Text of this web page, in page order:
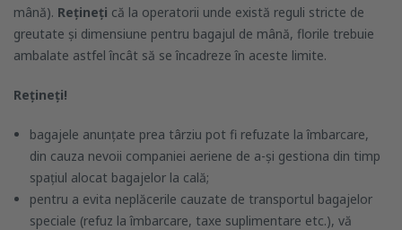
mână). Rețineți că la operatorii unde există reguli stricte de
greutate și dimensiune pentru bagajul de mână, florile trebuie
ambalate astfel încât să se încadreze în aceste limite.
Rețineți!
bagajele anunțate prea târziu pot fi refuzate la îmbarcare,
din cauza nevoii companiei aeriene de a-și gestiona din timp
spațiul alocat bagajelor la cală;
pentru a evita neplăcerile cauzate de transportul bagajelor
speciale (refuz la îmbarcare, taxe suplimentare etc.), vă